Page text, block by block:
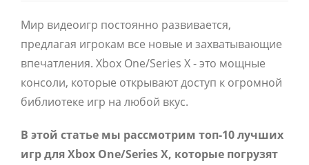
Мир видеоигр постоянно развивается,
предлагая игрокам все новые и захватывающие
впечатления. Xbox One/Series X - это мощные
консоли, которые открывают доступ к огромной
библиотеке игр на любой вкус.
В этой статье мы рассмотрим топ-10 лучших
игр для Xbox One/Series X, которые погрузят